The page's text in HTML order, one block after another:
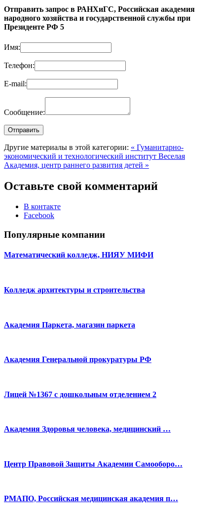
Отправить запрос в РАНХиГС, Российская академия
народного хозяйства и государственной службы при
Президенте РФ 5
Имя:
Телефон:
E-mail:
Сообщение:
Другие материалы в этой категории: « Гуманитарно-
экономический и технологический институт Веселая
Академия, центр раннего развития детей »
Оставьте свой комментарий
В контакте
Facebook
Популярные компании
Математический колледж, НИЯУ МИФИ
Колледж архитектуры и строительства
Академия Паркета, магазин паркета
Академия Генеральной прокуратуры РФ
Лицей №1367 с дошкольным отделением 2
Академия Здоровья человека, медицинский …
Центр Правовой Защиты Академии Самооборо…
РМАПО, Российская медицинская академия п…